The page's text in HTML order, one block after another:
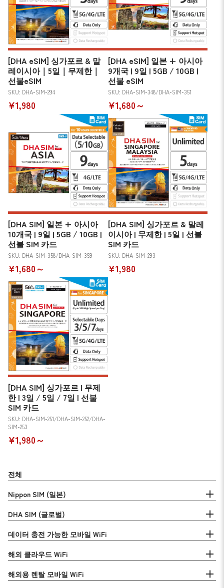
전체
Nippon SIM (일본)
DHA SIM (글로벌)
데이터 충전 가능한 모바일 WiFi
해외 클라우드 WiFi
해외용 렌탈 모바일 WiFi
[DHA eSIM] 싱가포르 & 말
레이시아｜5일｜무제한｜
선불eSIM
SKU: DHA-SIM-294
¥1,980
[DHA eSIM] 일본 + 아시아
9개국 | 9일 | 5GB / 10GB |
선불 eSIM
SKU: DHA-SIM-348/DHA-SIM-351
¥1,680～
[DHA SIM] 일본 + 아시아
10개국 | 9일 | 5GB / 10GB |
선불 SIM 카드
SKU: DHA-SIM-358/DHA-SIM-359
¥1,680～
[DHA SIM] 싱가포르 & 말레
이시아 | 무제한 | 5일 | 선불
SIM 카드
SKU: DHA-SIM-293
¥1,980
[DHA SIM] 싱가포르 | 무제
한 | 3일 / 5일 / 7일 | 선불
SIM 카드
SKU: DHA-SIM-251/DHA-SIM-252/DHA-
SIM-253
¥1,980～